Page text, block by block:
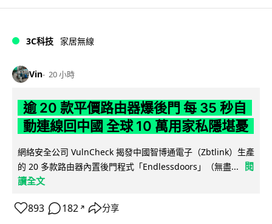
3C科技 家居無線
Vin 20 小時
逾 20 款平價路由器爆後門 每 35 秒自
動連線回中國 全球 10 萬用家私隱堪憂
網絡安全公司 VulnCheck 揭發中國智博通電子（Zbtlink）生產
的 20 多款路由器內置後門程式「Endlessdoors」（無盡...
閱
讀全文
893 182 ↗ 分享